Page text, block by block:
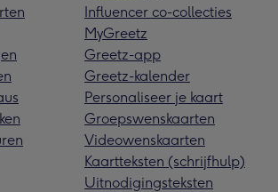
Influencer co-collecties
MyGreetz
Greetz-app
Greetz-kalender
Personaliseer je kaart
Groepswenskaarten
Videowenskaarten
Kaartteksten (schrijfhulp)
Uitnodigingsteksten